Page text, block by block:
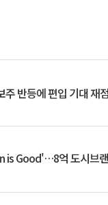
반등에 편입 기대 재
is Good'…8억 도시브